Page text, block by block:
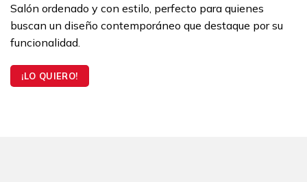
Salón ordenado y con estilo, perfecto para quienes
buscan un diseño contemporáneo que destaque por su
funcionalidad.
¡LO QUIERO!